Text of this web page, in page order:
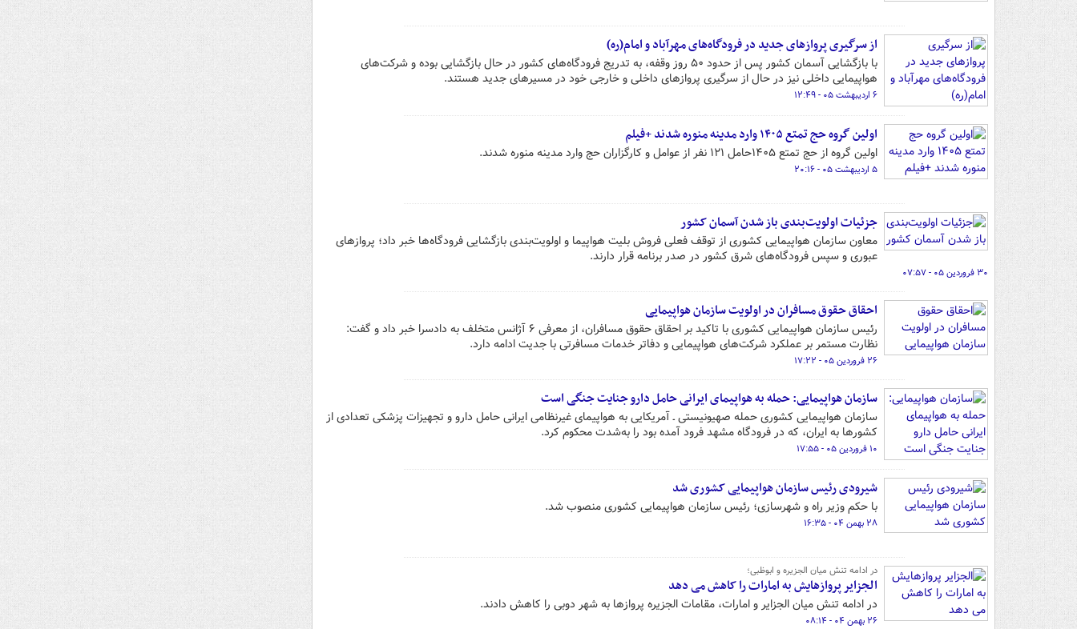
از سرگیری پروازهای جدید در فرودگاه‌های مهرآباد و امام(ره)
با بازگشایی آسمان کشور پس از حدود ۵۰ روز وقفه، به تدریج فرودگاه‌های کشور در حال بازگشایی بوده و شرکت‌های
هواپیمایی داخلی نیز در حال از سرگیری پروازهای داخلی و خارجی خود در مسیرهای جدید هستند.
۶ اردیبهشت ۰۵ - ۱۲:۴۹
اولین گروه حج تمتع ۱۴۰۵ وارد مدینه منوره ‌شدند +فیلم
اولین گروه از حج تمتع ۱۴۰۵حامل ۱۲۱ نفر از عوامل و کارگزاران حج وارد مدینه منوره شدند.
۵ اردیبهشت ۰۵ - ۲۰:۱۶
جزئیات اولویت‌بندی باز شدن آسمان کشور
معاون سازمان هواپیمایی کشوری از توقف فعلی فروش بلیت هواپیما و اولویت‌بندی بازگشایی فرودگاه‌ها خبر داد؛ پروازهای
عبوری و سپس فرودگاه‌های شرق کشور در صدر برنامه قرار دارند.
۳۰ فروردین ۰۵ - ۰۷:۵۷
احقاق حقوق مسافران در اولویت سازمان هواپیمایی
رئیس سازمان هواپیمایی کشوری با تاکید بر احقاق حقوق مسافران، از معرفی ۶ آژانس متخلف به دادسرا خبر داد و گفت:
نظارت مستمر بر عملکرد شرکت‌های هواپیمایی و دفاتر خدمات مسافرتی با جدیت ادامه دارد.
۲۶ فروردین ۰۵ - ۱۷:۲۲
سازمان هواپیمایی: حمله به هواپیمای ایرانی حامل دارو جنایت جنگی است
سازمان هواپیمایی کشوری حمله صهیونیستی ـ آمریکایی به هواپیمای غیرنظامی ایرانی حامل دارو و تجهیزات پزشکی تعدادی از
کشورها به ایران، که در فرودگاه مشهد فرود آمده بود را به‌شدت محکوم کرد.
۱۰ فروردین ۰۵ - ۱۷:۵۵
شیرودی رئیس سازمان هواپیمایی کشوری شد
با حکم وزیر راه و شهرسازی؛ رئیس سازمان هواپیمایی کشوری منصوب شد.
۲۸ بهمن ۰۴ - ۱۶:۳۵
در ادامه تنش میان الجزیره و ابوظبی؛
الجزایر پروازهایش به امارات را کاهش می دهد
در ادامه تنش میان الجزایر و امارات، مقامات الجزیره پروازها به شهر دوبی را کاهش دادند.
۲۶ بهمن ۰۴ - ۰۸:۱۴